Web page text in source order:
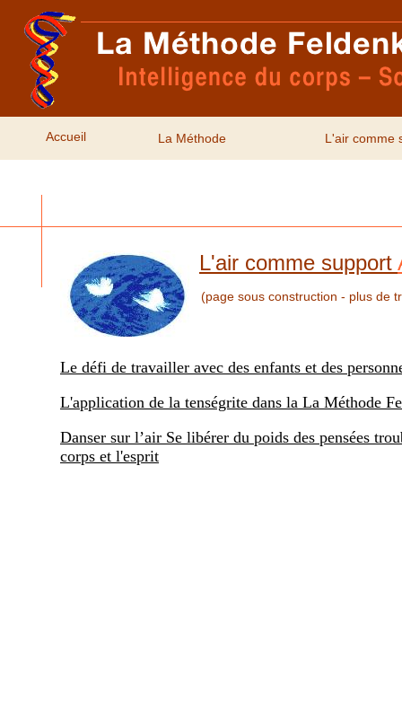
Accueil La Méthode
L'air comme support
(page sous construction - plus de
Le défi de travailler avec des enfants et des
L'application de la tenségrite dans la La Méthode
Danser sur l’air Se libérer du poids des pensées
corps et l'esprit
L'air comme